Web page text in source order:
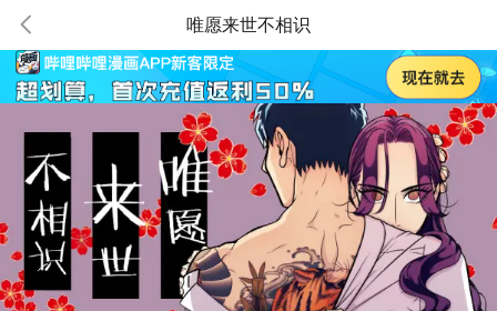
唯愿来世不相识